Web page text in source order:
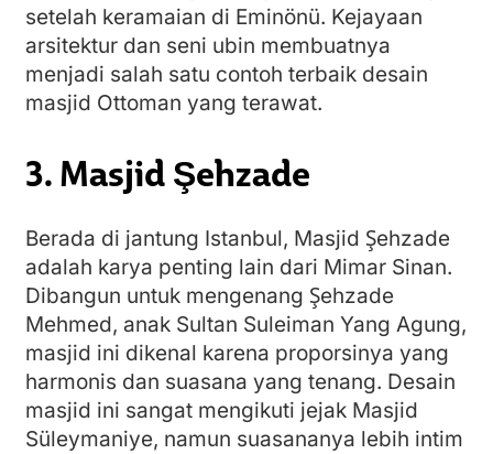
setelah keramaian di Eminönü. Kejayaan
arsitektur dan seni ubin membuatnya
menjadi salah satu contoh terbaik desain
masjid Ottoman yang terawat.
3. Masjid Şehzade
Berada di jantung Istanbul, Masjid Şehzade
adalah karya penting lain dari Mimar Sinan.
Dibangun untuk mengenang Şehzade
Mehmed, anak Sultan Suleiman Yang Agung,
masjid ini dikenal karena proporsinya yang
harmonis dan suasana yang tenang. Desain
masjid ini sangat mengikuti jejak Masjid
Süleymaniye, namun suasananya lebih intim